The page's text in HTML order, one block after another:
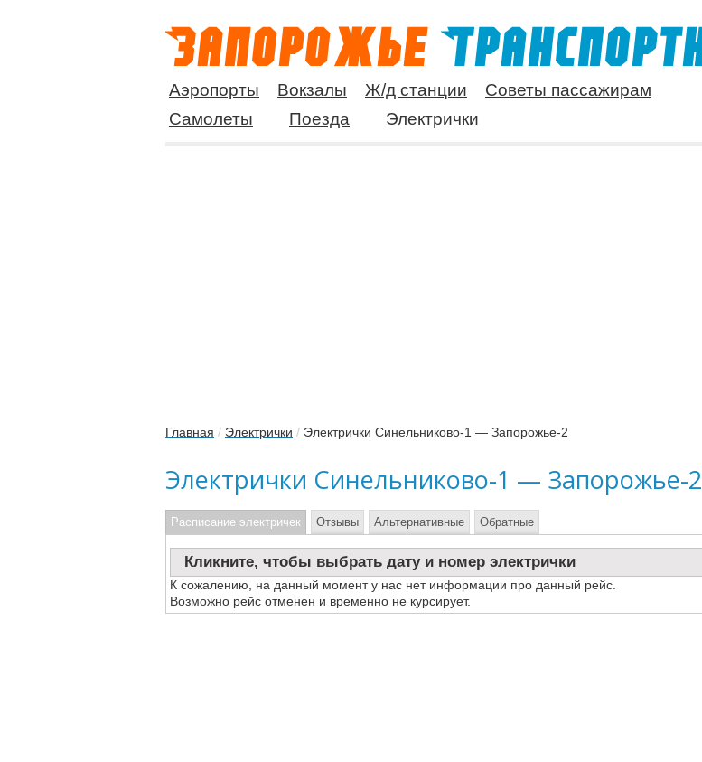
Аэропорты Вокзалы Ж/д станции
Советы пассажирам
Самолеты
Поезда Электрички
Главная / Электрички / Электрички Синельниково-1 — Запорожье-2
Электрички Синельниково-1 — Запорожье-2
Расписание электричек
Кликните, чтобы выбрать дату и номер электрички
К сожалению, на данный момент у нас нет информации про данный рейс.
Возможно рейс отменен и временно не курсирует.
Отзывы Альтернативные Обратные